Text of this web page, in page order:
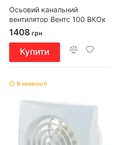
Осьовий канальний
вентилятор Вентс 100 ВКОк
Л
1408 грн
Купити
В наявності